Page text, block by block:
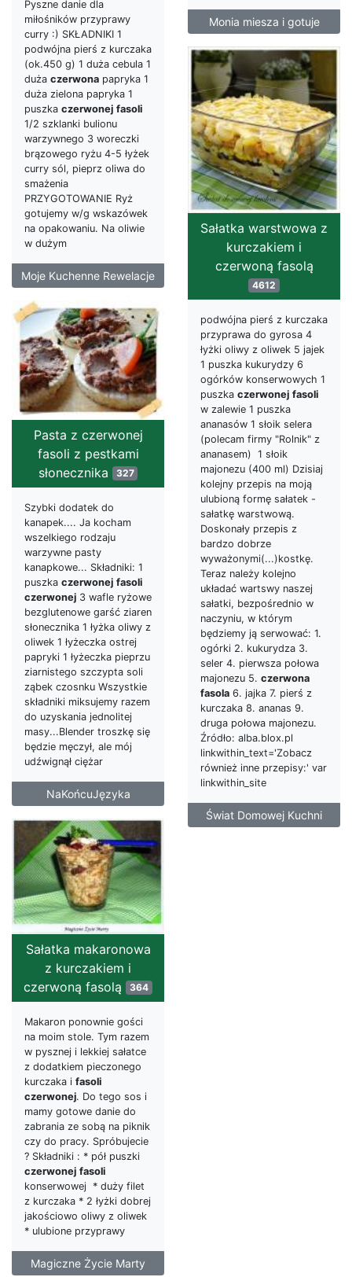
Monia miesza i gotuje
Pyszne danie dla
miłośników przyprawy
curry :) SKŁADNIKI 1
podwójna pierś z kurczaka
(ok.450 g) 1 duża cebula 1
duża czerwona papryka 1
duża zielona papryka 1
puszka czerwonej fasoli
1/2 szklanki bulionu
warzywnego 3 woreczki
brązowego ryżu 4-5 łyżek
curry sól, pieprz oliwa do
smażenia
PRZYGOTOWANIE Ryż
gotujemy w/g wskazówek
na opakowaniu. Na oliwie
w dużym
Moje Kuchenne Rewelacje
Sałatka warstwowa z
kurczakiem i
czerwoną fasolą
4612
podwójna pierś z kurczaka
przyprawa do gyrosa 4
łyżki oliwy z oliwek 5 jajek
1 puszka kukurydzy 6
ogórków konserwowych 1
puszka czerwonej fasoli
w zalewie 1 puszka
ananasów 1 słoik selera
(polecam firmy "Rolnik" z
ananasem) 1 słoik
majonezu (400 ml) Dzisiaj
kolejny przepis na moją
ulubioną formę sałatek -
sałatkę warstwową.
Doskonały przepis z
bardzo dobrze
wyważonymi(...)kostkę.
Teraz należy kolejno
układać wartswy naszej
sałatki, bezpośrednio w
naczyniu, w którym
będziemy ją serwować: 1.
ogórki 2. kukurydza 3.
seler 4. pierwsza połowa
majonezu 5. czerwona
fasola 6. jajka 7. pierś z
kurczaka 8. ananas 9.
druga połowa majonezu.
Źródło: alba.blox.pl
linkwithin_text='Zobacz
również inne przepisy:' var
linkwithin_site
Świat Domowej Kuchni
Pasta z czerwonej
fasoli z pestkami
słonecznika
327
Szybki dodatek do
kanapek.... Ja kocham
wszelkiego rodzaju
warzywne pasty
kanapkowe... Składniki: 1
puszka czerwonej fasoli
czerwonej 3 wafle ryżowe
bezglutenowe garść ziaren
słonecznika 1 łyżka oliwy z
oliwek 1 łyżeczka ostrej
papryki 1 łyżeczka pieprzu
ziarnistego szczypta soli
ząbek czosnku Wszystkie
składniki miksujemy razem
do uzyskania jednolitej
masy...Blender troszkę się
będzie męczył, ale mój
udźwignął ciężar
NaKońcuJęzyka
Sałatka makaronowa
z kurczakiem i
czerwoną fasolą 364
Makaron ponownie gości
na moim stole. Tym razem
w pysznej i lekkiej sałatce
z dodatkiem pieczonego
kurczaka i fasoli
czerwonej. Do tego sos i
mamy gotowe danie do
zabrania ze sobą na piknik
czy do pracy. Spróbujecie
? Składniki : * pół puszki
czerwonej fasoli
konserwowej * duży filet
z kurczaka * 2 łyżki dobrej
jakościowo oliwy z oliwek
* ulubione przyprawy
Magiczne Życie Marty